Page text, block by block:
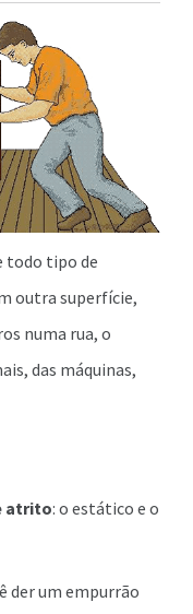
todo tipo de
outra superfície,
numa rua, o
das máquinas,
atrito: o estático e o
der um empurrão